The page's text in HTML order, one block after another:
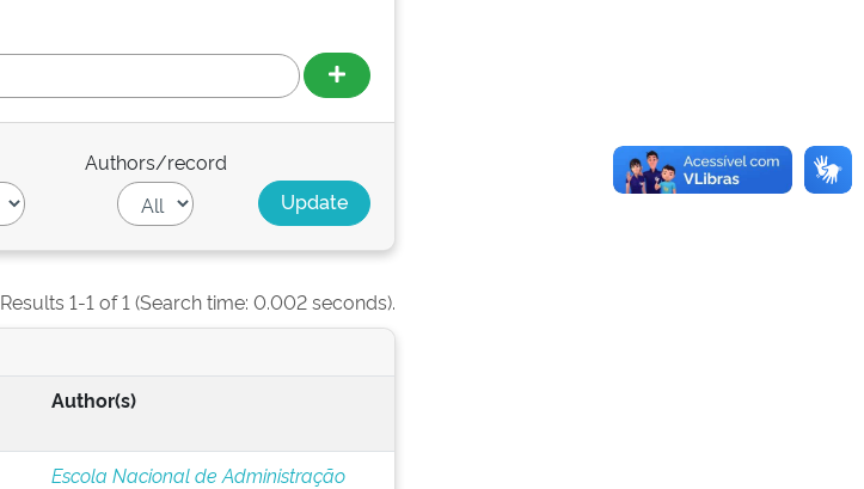
Authors/record
Results 1-1 of 1 (Search time: 0.002 seconds).
Author(s)
Escola Nacional de Administração